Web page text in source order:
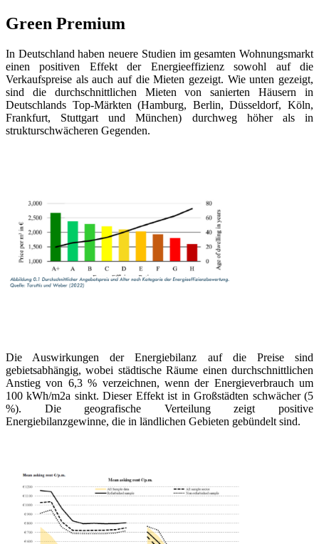
Green Premium
In Deutschland haben neuere Studien im gesamten Wohnungsmarkt
einen positiven Effekt der Energieeffizienz sowohl auf die
Verkaufspreise als auch auf die Mieten gezeigt. Wie unten gezeigt,
sind die durchschnittlichen Mieten von sanierten Häusern in
Deutschlands Top-Märkten (Hamburg, Berlin, Düsseldorf, Köln,
Frankfurt, Stuttgart und München) durchweg höher als in
strukturschwächeren Gegenden.
Die Auswirkungen der Energiebilanz auf die Preise sind
gebietsabhängig, wobei städtische Räume einen durchschnittlichen
Anstieg von 6,3 % verzeichnen, wenn der Energieverbrauch um
100 kWh/m2a sinkt. Dieser Effekt ist in Großstädten schwächer (5
%). Die geografische Verteilung zeigt positive
Energiebilanzgewinne, die in ländlichen Gebieten gebündelt sind.